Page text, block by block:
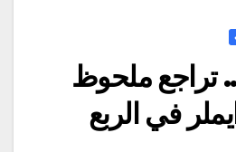
تراجع ملحوظ
في الربع